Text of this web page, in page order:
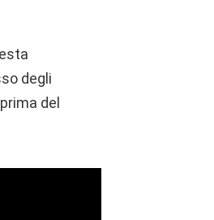
degli
del